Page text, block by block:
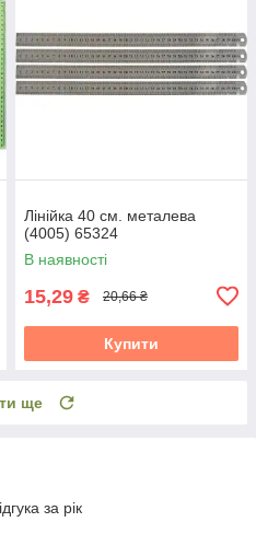
Лінійка 40 см. металева
(4005) 65324
В наявності
15,29 ₴ 20,66 ₴
Купити
ще
за рік